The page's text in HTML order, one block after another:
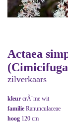
Actaea
zilverkaars
kleur crÃ¨me wit
familie Ranunculaceae
hoog 120 cm